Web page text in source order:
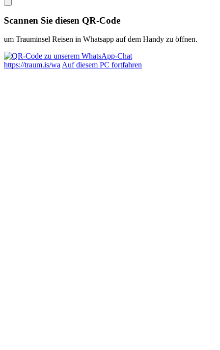
Scannen Sie diesen QR-Code
um Trauminsel Reisen in Whatsapp auf dem Handy zu öffnen.
https://traum.is/wa Auf diesem PC fortfahren